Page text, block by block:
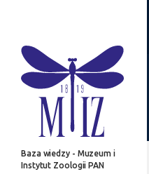
Baza wiedzy - Muzeum i
Instytut Zoologii PAN